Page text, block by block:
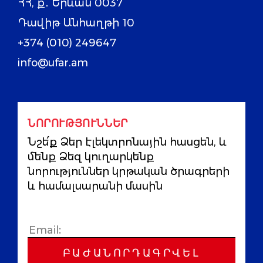
ՀՀ, ք․ Երևան 0037
Դավիթ Անհաղթի 10
+374 (010) 249647
info@ufar.am
ՆՈՐՈՒԹՅՈՒՆՆԵՐ
Նշե՛ք Ձեր էլեկտրոնային հասցեն, և
մենք Ձեզ կուղարկենք
նորություններ կրթական ծրագրերի
և համալսարանի մասին
ԲԱԺԱՆՈՐԴԱԳՐՎԵԼ